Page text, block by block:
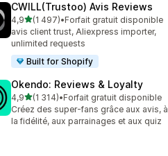
CWILL(Trustoo) Avis Reviews
4,9étoile(s) sur 5
(1 497)
1497 avis au total
•Forfait gratuit disponible
avis client trust, Aliexpress importer,
unlimited requests
Built for Shopify
Okendo: Reviews & Loyalty
4,9étoile(s) sur 5
(1 314)
1314 avis au total
•Forfait gratuit disponible
Créez des super-fans grâce aux avis, à
la fidélité, aux parrainages et aux quiz